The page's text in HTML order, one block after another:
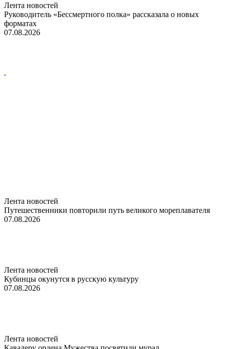
Лента новостей
Руководитель «Бессмертного полка» рассказала о новых
форматах
07.08.2026
Лента новостей
Путешественники повторили путь великого мореплавателя
07.08.2026
Лента новостей
Кубинцы окунутся в русскую культуру
07.08.2026
Лента новостей